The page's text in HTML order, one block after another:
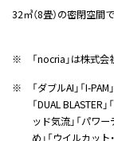
32㎥（8畳）の密閉空間
※
「nocria」は株式
※
「ダブルAI」「I-
「DUAL BLASTER
ッド気流」「パワ
め」「ウイルカッ